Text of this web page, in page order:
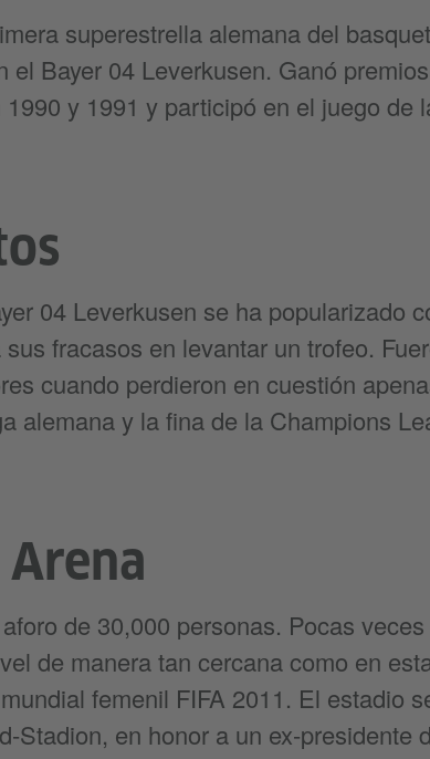
superestrella alemana del
el Bayer 04 Leverkusen. Ganó
y 1991 y participó en el juego de
04 Leverkusen se ha popularizado
fracasos en levantar un trofeo.
cuando perdieron en cuestión
alemana y la fina de la Champions
de 30,000 personas. Pocas
de manera tan cercana como en
femenil FIFA 2011. El estadio
Stadion, en honor a un ex-presidente